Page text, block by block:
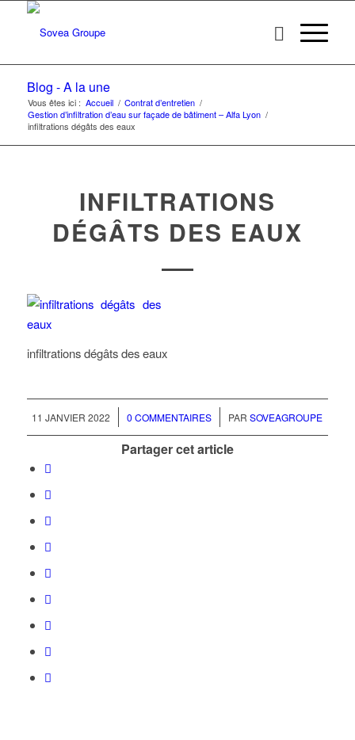
Blog - A la une
Vous êtes ici : Accueil / Contrat d’entretien /
Gestion d’infiltration d’eau sur façade de bâtiment – Alfa Lyon /
infiltrations dégâts des eaux
INFILTRATIONS
DÉGÂTS DES EAUX
infiltrations dégâts des eaux
11 JANVIER 2022
/ 0 COMMENTAIRES
/ PARSOVEAGROUPE
Partager cet article